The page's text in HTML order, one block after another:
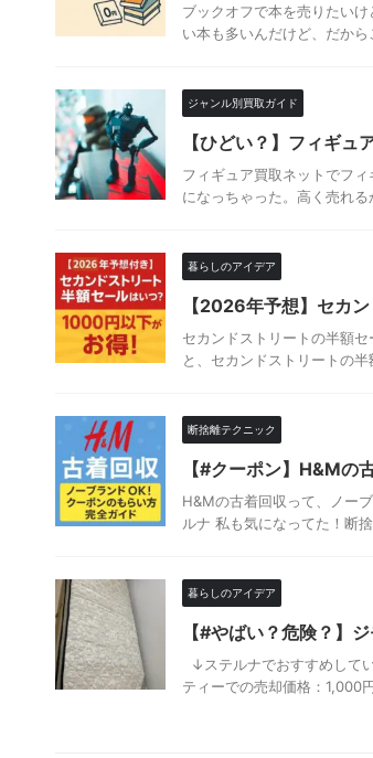
ブックオフで本を売りたい
い本も多いんだけど、だか
ジャンル別買取ガイド
【ひどい？】フィギュ
フィギュア買取ネットでフ
になっちゃった。高く売れ
暮らしのアイデア
【2026年予想】セカ
セカンドストリートの半額
と、セカンドストリートの
断捨離テクニック
【#クーポン】H&Mの
H&Mの古着回収って、ノー
ルナ 私も気になってた！断
暮らしのアイデア
【#やばい？危険？】
↓ステルナでおすすめして
ティーでの売却価格：1,000